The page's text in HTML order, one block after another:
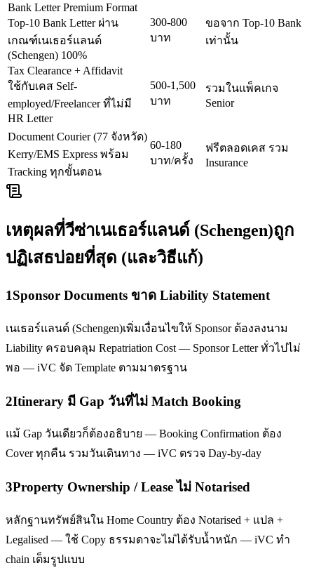
Bank Letter Premium Format
Top-10 Bank Letter ผ่าน
เกณฑ์เนเธอร์แลนด์
(Schengen) 100%
300-800
บาท
ขอจาก Top-10 Bank
เท่านั้น
Tax Clearance + Affidavit
ใช้กับเคส Self-
employed/Freelancer ที่ไม่มี
HR Letter
500-1,500
บาท
รวมในแพ็คเกจ
Senior
Document Courier (77 จังหวัด)
Kerry/EMS Express พร้อม
Tracking ทุกขั้นตอน
60-180
บาท/ครั้ง
ฟรีตลอดเคส รวม
Insurance
เหตุผลที่วีซ่าเนเธอร์แลนด์ (Schengen)ถูก
ปฏิเสธบ่อยที่สุด (และวิธีแก้)
1Sponsor Documents ขาด Liability Statement
เนเธอร์แลนด์ (Schengen)เพิ่มเงื่อนไขให้ Sponsor ต้องลงนาม
Liability ครอบคลุม Repatriation Cost — Sponsor Letter ทั่วไปไม่
พอ — iVC จัด Template ตามมาตรฐาน
2Itinerary มี Gap วันที่ไม่ Match Booking
แม้ Gap วันเดียวก็ต้องอธิบาย — Booking Confirmation ต้อง
Cover ทุกคืน รวมวันเดินทาง — iVC ตรวจ Day-by-day
3Property Ownership / Lease ไม่ Notarised
หลักฐานทรัพย์สินใน Home Country ต้อง Notarised + แปล +
Legalised — ใช้ Copy ธรรมดาจะไม่ได้รับน้ำหนัก — iVC ทำ
chain เต็มรูปแบบ